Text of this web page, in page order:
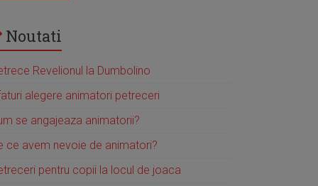
Noutati
Revelionul la Dumbolino
alegere animatori petreceri
se angajeaza animatorii?
ce avem nevoie de animatori?
pentru copii la locul de joaca